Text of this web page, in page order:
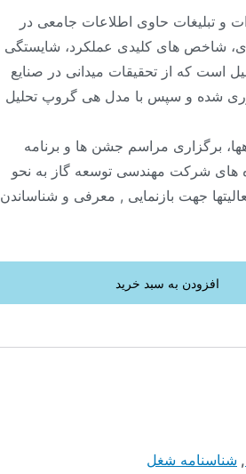
و تبلیغات حاوی اطلاعات جامعی در
شاخص های کلیدی عملکرد، شایستگی
است که از تحقیقات میدانی در صنایع
شده و سپس با مدل هی گروپ تحلیل
برگزاری مراسم جشن ها و برنامه
های شرکت مهندسی توسعه گاز به نحو
جهت بازنمایی , معرفی و شناساندن
افزودن به سبد خرید
, شناسنامه شغل